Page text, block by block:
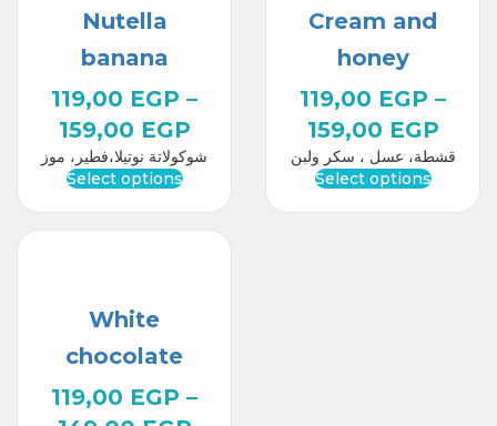
Nutella
banana
119,00 EGP –
159,00 EGP
شوكولاتة نوتيلا،فطير، موز
Select options
Cream and
honey
119,00 EGP –
159,00 EGP
قشطة، عسل ، سكر ولبن
Select options
White
chocolate
119,00 EGP –